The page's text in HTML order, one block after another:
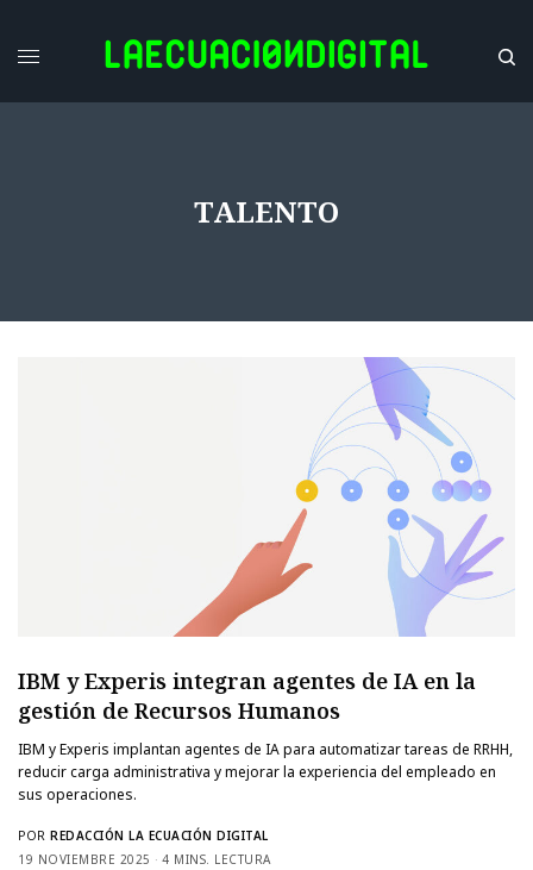
TALENTO
IBM y Experis integran agentes de IA en la
gestión de Recursos Humanos
IBM y Experis implantan agentes de IA para automatizar tareas de RRHH,
reducir carga administrativa y mejorar la experiencia del empleado en
sus operaciones.
POR REDACCIÓN LA ECUACIÓN DIGITAL
19 NOVIEMBRE 2025
4 MINS. LECTURA